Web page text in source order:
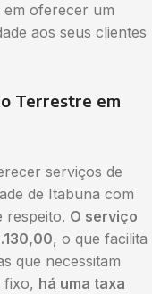
em oferecer um
aos seus clientes
Terrestre em
serviços de
de Itabuna com
respeito. O serviço
, o que facilita
que necessitam
fixo, há uma taxa